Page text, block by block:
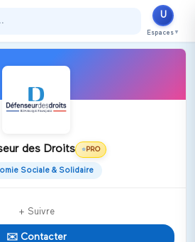
U
Espaces ▼
des Droits ⭐PRO
Sociale & Solidaire
+ Suivre
✉️ Contacter